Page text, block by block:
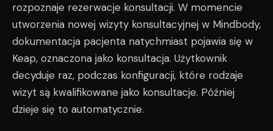
rozpoznaje rezerwacje konsultacji. W momencie
utworzenia nowej wizyty konsultacyjnej w Mindbody,
dokumentacja pacjenta natychmiast pojawia się w
Keap, oznaczona jako konsultacja. Użytkownik
decyduje raz, podczas konfiguracji, które rodzaje
wizyt są kwalifikowane jako konsultacje. Później
dzieje się to automatycznie.